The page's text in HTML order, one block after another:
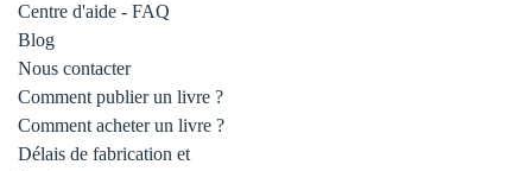
Centre d'aide - FAQ
Blog
Nous contacter
Comment publier un livre ?
Comment acheter un livre ?
Délais de fabrication et